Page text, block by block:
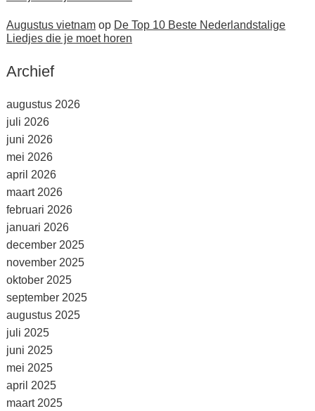
Augustus vietnamop De Top 10 Beste Nederlandstalige
Liedjes die je moet horen
Archief
augustus 2026
juli 2026
juni 2026
mei 2026
april 2026
maart 2026
februari 2026
januari 2026
december 2025
november 2025
oktober 2025
september 2025
augustus 2025
juli 2025
juni 2025
mei 2025
april 2025
maart 2025